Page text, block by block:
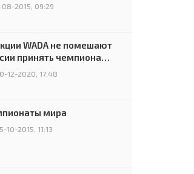
08-2015, 09:29
WADA не помешают
принять чемпионат
и финал Лиги
12-2020, 17:48
мира
10-2015, 11:13